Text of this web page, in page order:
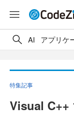
AI アプリケ
特集記事
Visual C++